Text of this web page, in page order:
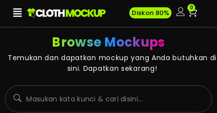
Diskon 80%
0
Browse Mockups
Temukan dan dapatkan mockup yang Anda butuhkan di
sini. Dapatkan sekarang!